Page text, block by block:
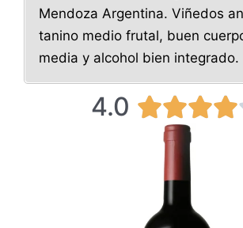
Mendoza Argentina. Viñedos
tanino medio frutal, buen
media y alcohol bien integrado.
4.0 